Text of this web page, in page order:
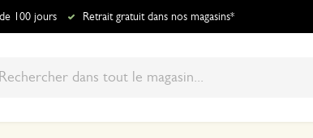
100 jours Retrait gratuit dans nos magasins*